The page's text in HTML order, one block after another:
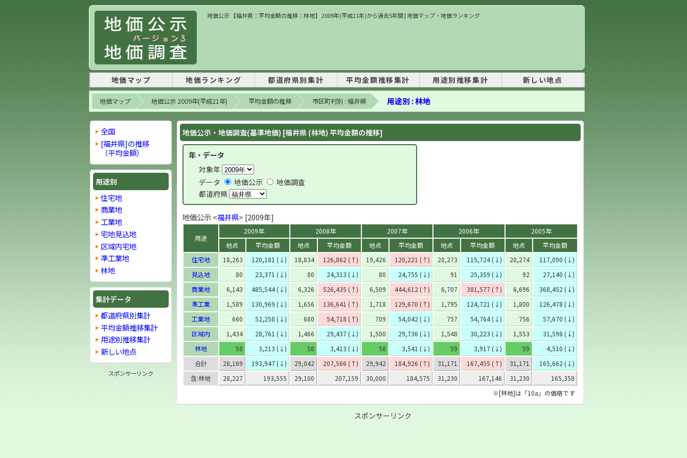
地価公示 【福井県：平均金額の推移：林地】 2009年(平成21年)から過去5年間 | 地価マップ・地価ランキング
地価マップ 地価ランキング 都道府県別集計 平均金額推移集計 用途別推移集計 新しい地点
地価マップ 地価公示 2009年(平成21年) 平均金額の推移 市区町村別 : 福井県 用途別 : 林地
地価公示・地価調査(基準地価) [福井県 (林地) 平均金額の推移]
年・データ
対象年
データ
地価公示
地価調査
都道府県
地価公示 <福井県> [2009年]
用途
2009年 2008年 2007年 2006年
2005年
地点
平均金額 地点 平均金額 地点 平均金額 地点 平均金額 地点
平均金額
住宅地
18,263 120,181 (↓) 18,834 126,862 (↑) 19,426 120,221 (↑) 20,273 115,724 (↓) 20,274
117,090 (↓)
見込地
80 23,371 (↓) 80 24,313 (↓) 80 24,755 (↓) 91 25,359 (↓) 92
27,140 (↓)
商業地
6,143 485,544 (↓) 6,326 526,435 (↑) 6,509 444,612 (↑) 6,707 381,577 (↑) 6,696
368,452 (↓)
準工業
1,589 130,969 (↓) 1,656 136,641 (↑) 1,718 129,670 (↑) 1,795 124,721 (↓) 1,800
126,478 (↓)
工業地
660 52,258 (↓) 680 54,718 (↑) 709 54,042 (↓) 757 54,764 (↓) 756
57,670 (↓)
区域内
1,434 28,761 (↓) 1,466 29,437 (↓) 1,500 29,736 (↓) 1,548 30,223 (↓) 1,553
31,598 (↓)
林地
58 3,213 (↓) 58 3,413 (↓) 58 3,541 (↓) 59 3,917 (↓) 59
4,510 (↓)
合計
28,169 193,947 (↓) 29,042 207,566 (↑) 29,942 184,926 (↑) 31,171 167,455 (↑) 31,171
165,662 (↓)
含:林地
28,227 193,555 29,100 207,159 30,000 184,575 31,230 167,146 31,230
165,358
※[林地]は「10a」の価格です
スポンサーリンク
全国
[福井県]の推移
（平均金額）
用途別
住宅地
商業地
工業地
宅地見込地
区域内宅地
準工業地
林地
集計データ
都道府県別集計
平均金額推移集計
用途別推移集計
新しい地点
スポンサーリンク